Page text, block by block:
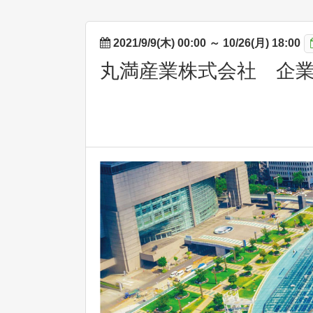
2021/9/9(木) 00:00 ～ 10/26(月) 18:00
丸満産業株式会社 企